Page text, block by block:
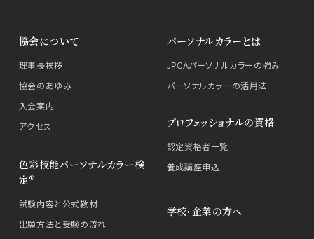
協会について
理事長挨拶
協会のあゆみ
入会案内
アクセス
パーソナルカラーとは
JPCAパーソナルカラーの強み
パーソナルカラーの活用法
色彩技能パーソナルカラー検
定®
試験内容と公式教材
出願方法と受験の流れ
プロフェッショナルの資格
認定資格者一覧
養成講座申込
学校・企業の方へ